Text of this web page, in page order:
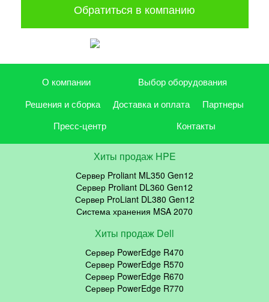
Обратиться в компанию
О компании
Выбор оборудования
Решения и сборка
Доставка и оплата
Партнеры
Пресс-центр
Контакты
Хиты продаж HPE
Сервер Proliant ML350 Gen12
Сервер Proliant DL360 Gen12
Сервер ProLiant DL380 Gen12
Система хранения MSA 2070
Хиты продаж Dell
Сервер PowerEdge R470
Сервер PowerEdge R570
Сервер PowerEdge R670
Сервер PowerEdge R770